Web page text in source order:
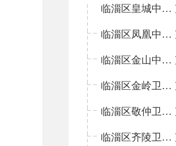
临淄区皇城中心卫生院
临淄区凤凰中心卫生院
临淄区金山中心卫生院
临淄区金岭卫生院
临淄区敬仲卫生院
临淄区齐陵卫生院